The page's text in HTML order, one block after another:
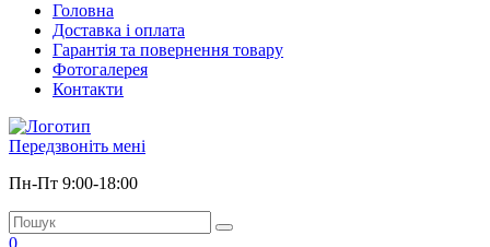
Головна
Доставка і оплата
Гарантія та повернення товару
Фотогалерея
Контакти
Передзвоніть мені
Пн-Пт 9:00-18:00
0